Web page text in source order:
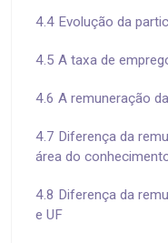
4.4 Evolução da
4.5 A taxa de
4.6 A remuneração
4.7 Diferença da
área do
4.8 Diferença da
e UF